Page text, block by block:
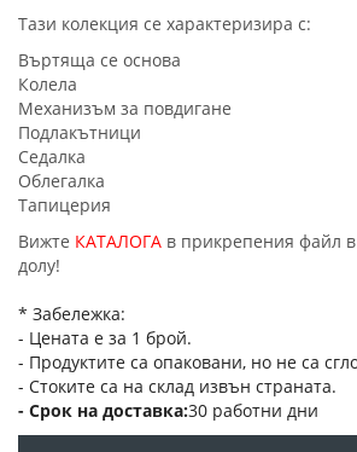
Тази колекция се характеризира с:
Въртяща се основа
Колела
Механизъм за повдигане
Подлакътници
Седалка
Облегалка
Тапицерия
Вижте КАТАЛОГА в прикрепения файл в
долу!
* Забележка:
- Цената е за 1 брой.
- Продуктите са опаковани, но не са
- Стоките са на склад извън страната.
Срок на доставка 30 работни дни